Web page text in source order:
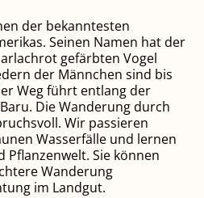
der bekanntesten
Seinen Namen hat der
gefärbten Vogel
der Männchen sind bis
Weg führt entlang der
Die Wanderung durch
Wir passieren
Wasserfälle und lernen
Pflanzenwelt. Sie können
Wanderung
im Landgut.